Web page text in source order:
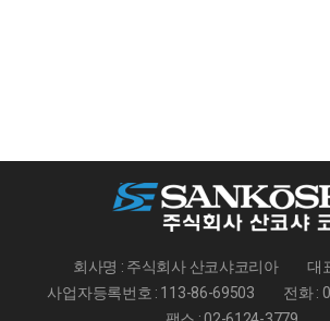
회사명 : 주식회사 산코샤코리아
대
사업자등록번호 : 113-86-69503
전화 :